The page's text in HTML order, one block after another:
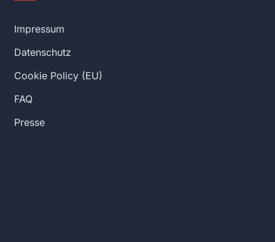
Impressum
Datenschutz
Cookie Policy (EU)
FAQ
Presse